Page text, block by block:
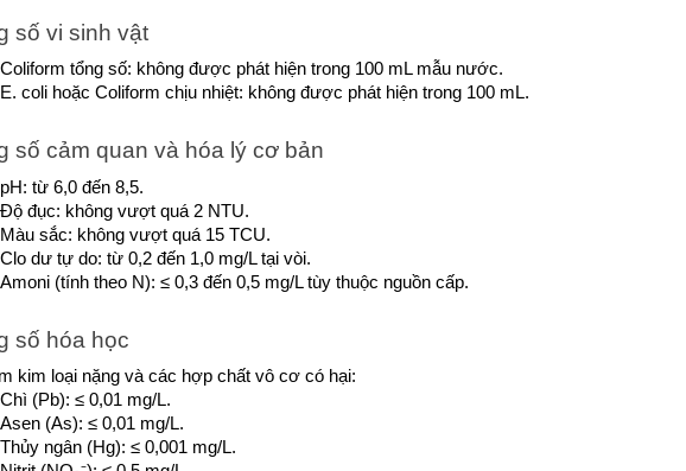
số vi sinh vật
Coliform tổng số: không được phát hiện trong 100 mL mẫu nước.
E. coli hoặc Coliform chịu nhiệt: không được phát hiện trong 100 mL.
số cảm quan và hóa lý cơ bản
pH: từ 6,0 đến 8,5.
Độ đục: không vượt quá 2 NTU.
Màu sắc: không vượt quá 15 TCU.
Clo dư tự do: từ 0,2 đến 1,0 mg/L tại vòi.
Amoni (tính theo N): ≤ 0,3 đến 0,5 mg/L tùy thuộc nguồn cấp.
số hóa học
kim loại nặng và các hợp chất vô cơ có hại:
Chì (Pb): ≤ 0,01 mg/L.
Asen (As): ≤ 0,01 mg/L.
Thủy ngân (Hg): ≤ 0,001 mg/L.